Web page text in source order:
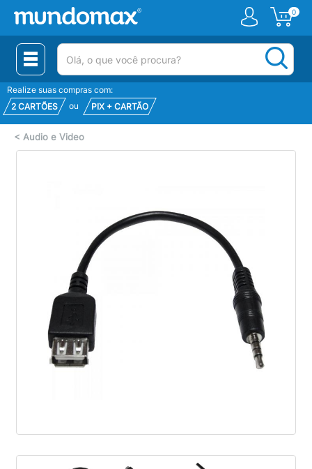
0
(pesquisar)
Realize suas compras com:
2 CARTÕES
ou PIX + CARTÃO
< Audio e Video